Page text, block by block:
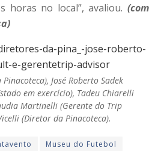
horas no local”, avaliou. (com
José Roberto Sadek
em exercício), Tadeu Chiarelli
Martinelli (Gerente do Trip
(Diretor da Pinacoteca).
Museu do Futebol